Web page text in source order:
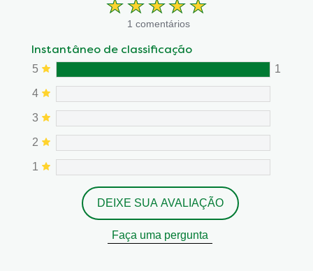
1 comentários
Instantâneo de classificação
5 1
4
3
2
1
DEIXE SUA AVALIAÇÃO
Faça uma pergunta